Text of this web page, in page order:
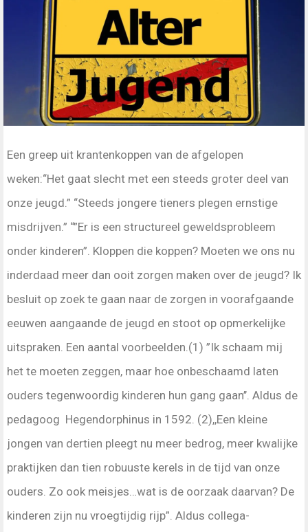
Een greep uit krantenkoppen van de afgelopen
weken:“Het gaat slecht met een steeds groter deel van
onze jeugd.” “Steeds jongere tieners plegen ernstige
misdrijven.” “”Er is een structureel geweldsprobleem
onder kinderen”. Kloppen die koppen? Moeten we ons nu
inderdaad meer dan ooit zorgen maken over de jeugd? Ik
besluit op zoek te gaan naar de zorgen in voorafgaande
eeuwen aangaande de jeugd en stoot op opmerkelijke
uitspraken. Een aantal voorbeelden.(1) ”Ik schaam mij
het te moeten zeggen, maar hoe onbeschaamd laten
ouders tegenwoordig kinderen hun gang gaan’’. Aldus de
pedagoog Hegendorphinus in 1592. (2),,Een kleine
jongen van dertien pleegt nu meer bedrog, meer kwalijke
praktijken dan tien robuuste kerels in de tijd van onze
ouders. Zo ook meisjes…wat is de oorzaak daarvan? De
kinderen zijn nu vroegtijdig rijp”. Aldus collega-